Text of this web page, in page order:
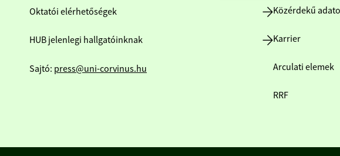
Oktatói elérhetőségek
HUB jelenlegi hallgatóinknak
Sajtó: press@uni-corvinus.hu
Közérdekű
Karrier
Arculati elemek
RRF